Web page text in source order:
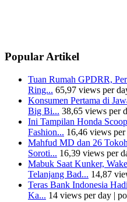
Popular Artikel
Tuan Rumah GPDRR,
Ring... 65,97 views per
Konsumen Pertama di
Big Bi... 38,65 views per
Ini Tampilan Honda
Fashion... 16,46 views
Mahfud MD dan 26
Soroti... 16,39 views per
Mabuk Saat Kunker,
Telanjang Bad... 14,87
Teras Bank Indonesia
Ka... 14 views per day |